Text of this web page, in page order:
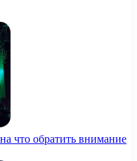
что обратить внимание